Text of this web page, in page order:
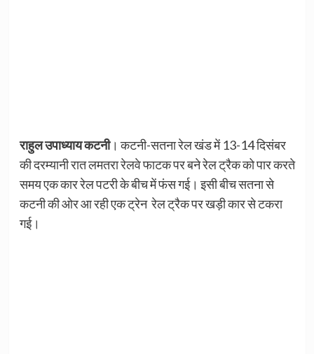
राहुल उपाध्याय कटनी। कटनी-सतना रेल खंड में 13-14 दिसंबर
की दरम्यानी रात लमतरा रेलवे फाटक पर बने रेल ट्रैक को पार करते
समय एक कार रेल पटरी के बीच में फंस गई। इसी बीच सतना से
कटनी की ओर आ रही एक ट्रेन रेल ट्रैक पर खड़ी कार से टकरा
गई।